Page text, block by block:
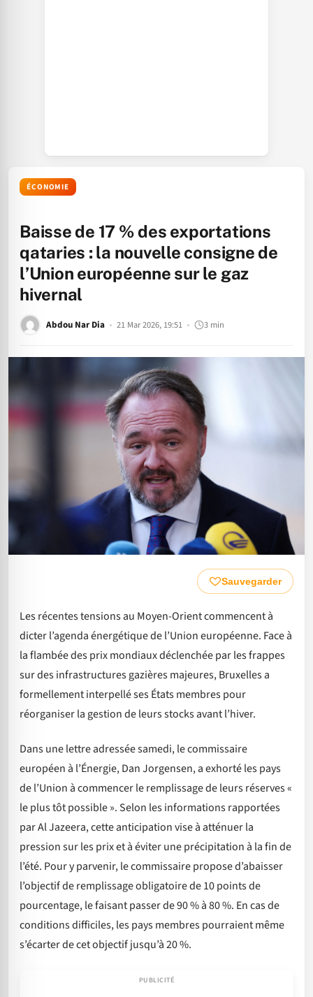
ÉCONOMIE
Baisse de 17 % des exportations
qataries : la nouvelle consigne de
l’Union européenne sur le gaz
hivernal
Abdou Nar Dia 21 Mar 2026, 19:51 3 min
Sauvegarder
Les récentes tensions au Moyen-Orient commencent à
dicter l’agenda énergétique de l’Union européenne. Face à
la flambée des prix mondiaux déclenchée par les frappes
sur des infrastructures gazières majeures, Bruxelles a
formellement interpellé ses États membres pour
réorganiser la gestion de leurs stocks avant l’hiver.
Dans une lettre adressée samedi, le commissaire
européen à l’Énergie, Dan Jorgensen, a exhorté les pays
de l’Union à commencer le remplissage de leurs réserves «
le plus tôt possible ». Selon les informations rapportées
par Al Jazeera, cette anticipation vise à atténuer la
pression sur les prix et à éviter une précipitation à la fin de
l’été. Pour y parvenir, le commissaire propose d’abaisser
l’objectif de remplissage obligatoire de 10 points de
pourcentage, le faisant passer de 90 % à 80 %. En cas de
conditions difficiles, les pays membres pourraient même
s’écarter de cet objectif jusqu’à 20 %.